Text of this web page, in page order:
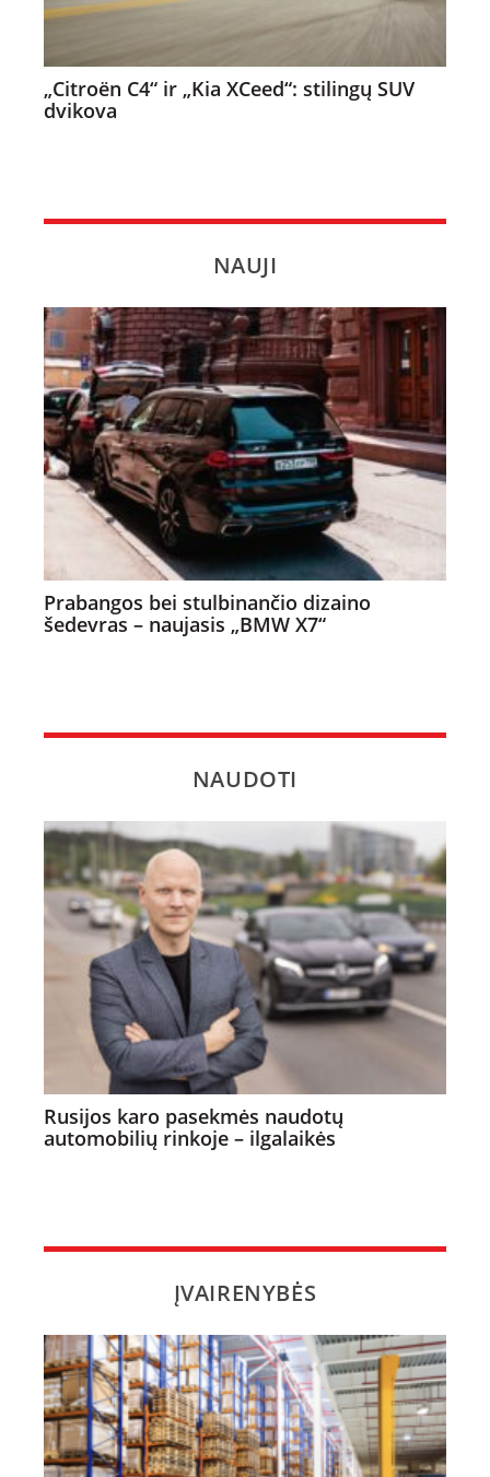
„Citroën C4“ ir „Kia XCeed“: stilingų SUV
dvikova
NAUJI
Prabangos bei stulbinančio dizaino
šedevras – naujasis „BMW X7“
NAUDOTI
Rusijos karo pasekmės naudotų
automobilių rinkoje – ilgalaikės
ĮVAIRENYBĖS